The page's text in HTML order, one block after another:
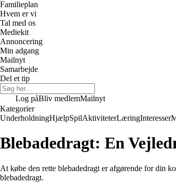
Familieplan
Hvem er vi
Tal med os
Mediekit
Annoncering
Min adgang
Mailnyt
Samarbejde
Del et tip
Log påBliv medlemMailnyt
Kategorier
UnderholdningHjælpSpilAktiviteterLæringInteresser
Blebadedragt: En
At købe den rette blebadedragt er afgørende for din
blebadedragt.